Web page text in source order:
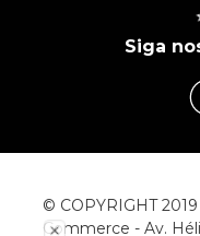
Siga
© COPYRIGHT
Commerce - Av.